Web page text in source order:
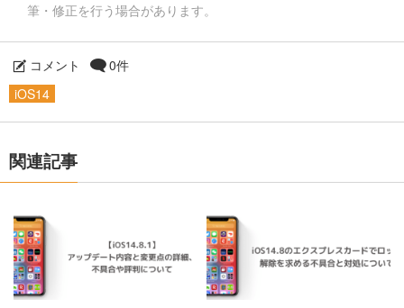
筆・修正を行う場合があります。
コメント
0件
iOS14
関連記事